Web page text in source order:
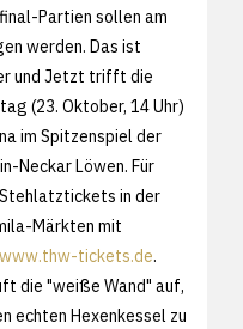
Partien sollen am
werden. Das ist
und Jetzt trifft die
(23. Oktober, 14 Uhr)
im Spitzenspiel der
Neckar Löwen. Für
in der
Märkten mit
www.thw-tickets.de.
die "weiße Wand" auf,
echten Hexenkessel zu